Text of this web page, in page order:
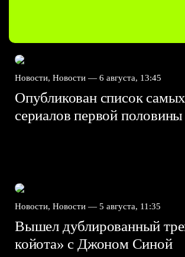
Новости, Новости — 6 августа, 13:45
Опубликован список
сериалов первой половины
Новости, Новости — 5 августа, 11:35
Вышел дублированный
койота» с Джоном Синой